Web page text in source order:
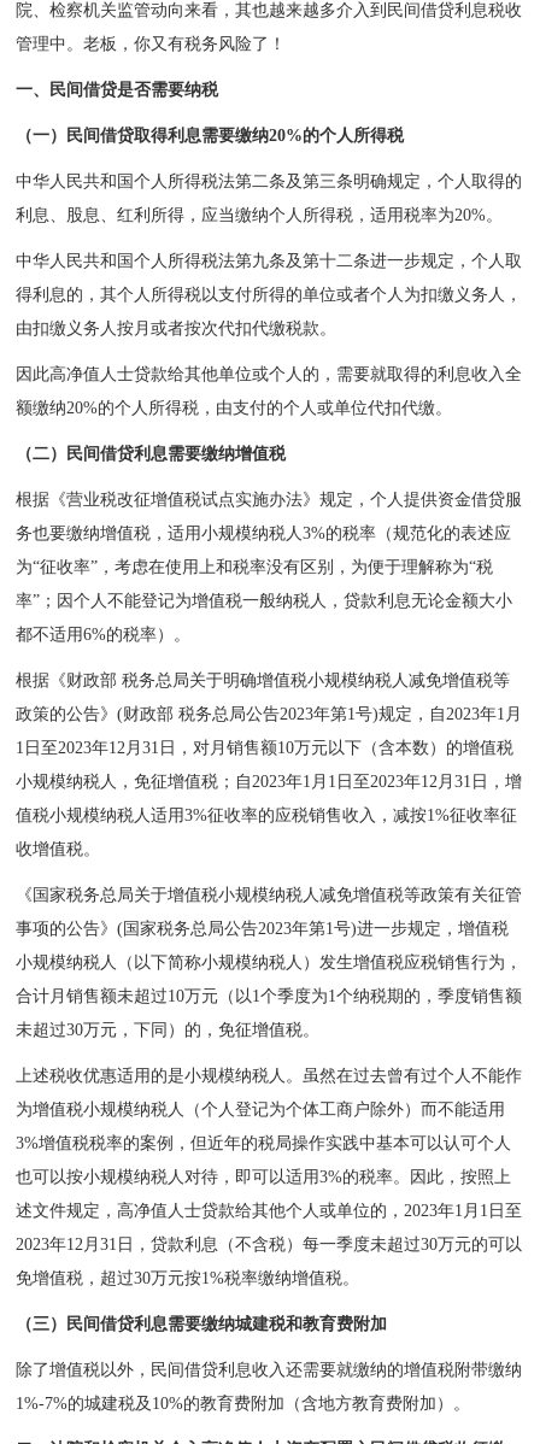
院、检察机关监管动向来看，其也越来越多介入到民间借贷利息税收
管理中。老板，你又有税务风险了！
一、 民间借贷是否需要纳税
（一）民间借贷取得利息需要缴纳20%的个人所得税
中华人民共和国个人所得税法第二条及第三条明确规定，个人取得的
利息、股息、红利所得，应当缴纳个人所得税，适用税率为20%。
中华人民共和国个人所得税法第九条及第十二条进一步规定，个人取
得利息的，其个人所得税以支付所得的单位或者个人为扣缴义务人，
由扣缴义务人按月或者按次代扣代缴税款。
因此高净值人士贷款给其他单位或个人的，需要就取得的利息收入全
额缴纳20%的个人所得税，由支付的个人或单位代扣代缴。
（二）民间借贷利息需要缴纳增值税
根据《营业税改征增值税试点实施办法》规定，个人提供资金借贷服
务也要缴纳增值税，适用小规模纳税人3%的税率（规范化的表述应
为“征收率”，考虑在使用上和税率没有区别，为便于理解称为“税
率”；因个人不能登记为增值税一般纳税人，贷款利息无论金额大小
都不适用6%的税率）。
根据《财政部 税务总局关于明确增值税小规模纳税人减免增值税等
政策的公告》(财政部 税务总局公告2023年第1号)规定，自2023年1月
1日至2023年12月31日，对月销售额10万元以下（含本数）的增值税
小规模纳税人，免征增值税；自2023年1月1日至2023年12月31日，增
值税小规模纳税人适用3%征收率的应税销售收入，减按1%征收率征
收增值税。
《国家税务总局关于增值税小规模纳税人减免增值税等政策有关征管
事项的公告》(国家税务总局公告2023年第1号)进一步规定，增值税
小规模纳税人（以下简称小规模纳税人）发生增值税应税销售行为，
合计月销售额未超过10万元（以1个季度为1个纳税期的，季度销售额
未超过30万元，下同）的，免征增值税。
上述税收优惠适用的是小规模纳税人。虽然在过去曾有过个人不能作
为增值税小规模纳税人（个人登记为个体工商户除外）而不能适用
3%增值税税率的案例，但近年的税局操作实践中基本可以认可个人
也可以按小规模纳税人对待，即可以适用3%的税率。因此，按照上
述文件规定，高净值人士贷款给其他个人或单位的，2023年1月1日至
2023年12月31日，贷款利息（不含税）每一季度未超过30万元的可以
免增值税，超过30万元按1%税率缴纳增值税。
（三）民间借贷利息需要缴纳城建税和教育费附加
除了增值税以外，民间借贷利息收入还需要就缴纳的增值税附带缴纳
1%-7%的城建税及10%的教育费附加（含地方教育费附加）。